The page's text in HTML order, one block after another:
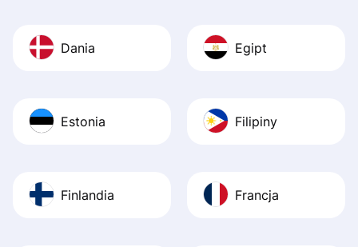
Dania Egipt
Estonia Filipiny
Finlandia Francja